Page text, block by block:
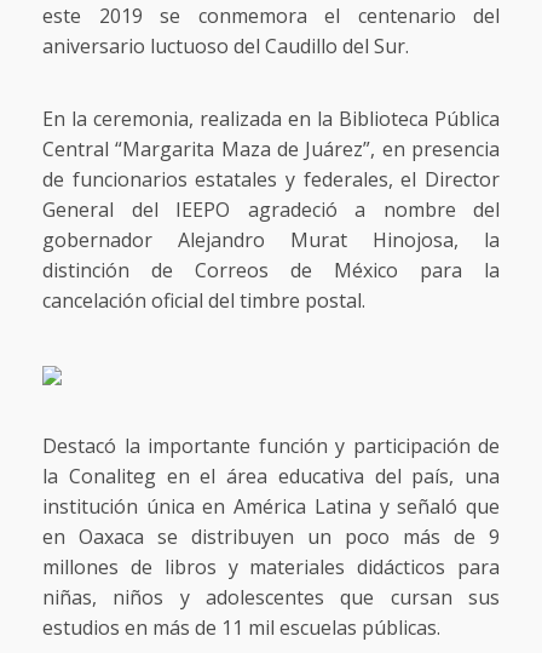
este 2019 se conmemora el centenario del
aniversario luctuoso del Caudillo del Sur.
En la ceremonia, realizada en la Biblioteca Pública
Central “Margarita Maza de Juárez”, en presencia
de funcionarios estatales y federales, el Director
General del IEEPO agradeció a nombre del
gobernador Alejandro Murat Hinojosa, la
distinción de Correos de México para la
cancelación oficial del timbre postal.
Destacó la importante función y participación de
la Conaliteg en el área educativa del país, una
institución única en América Latina y señaló que
en Oaxaca se distribuyen un poco más de 9
millones de libros y materiales didácticos para
niñas, niños y adolescentes que cursan sus
estudios en más de 11 mil escuelas públicas.